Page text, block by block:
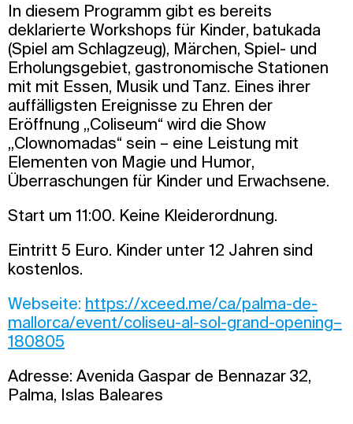
In diesem Programm gibt es bereits
deklarierte Workshops für Kinder, batukada
(Spiel am Schlagzeug), Märchen, Spiel- und
Erholungsgebiet, gastronomische Stationen
mit mit Essen, Musik und Tanz. Eines ihrer
auffälligsten Ereignisse zu Ehren der
Eröffnung „Coliseum“ wird die Show
„Clownomadas“ sein – eine Leistung mit
Elementen von Magie und Humor,
Überraschungen für Kinder und Erwachsene.
Start um 11:00. Keine Kleiderordnung.
Eintritt 5 Euro. Kinder unter 12 Jahren sind
kostenlos.
Webseite: https://xceed.me/ca/palma-de-
mallorca/event/coliseu-al-sol-grand-opening–
180805
Adresse: Avenida Gaspar de Bennazar 32,
Palma, Islas Baleares